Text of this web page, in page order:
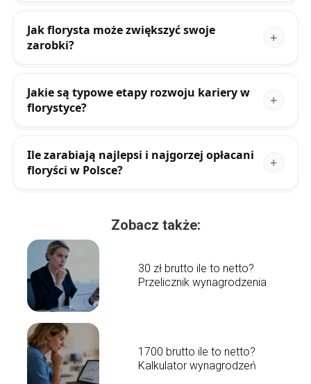
Jak florysta może zwiększyć swoje
zarobki?
Jakie są typowe etapy rozwoju kariery w
florystyce?
Ile zarabiają najlepsi i najgorzej opłacani
floryści w Polsce?
Zobacz także:
30 zł brutto ile to netto?
Przelicznik wynagrodzenia
1700 brutto ile to netto?
Kalkulator wynagrodzeń